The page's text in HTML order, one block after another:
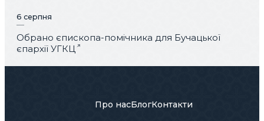
6 серпня
Обрано єпископа-помічника для Бучацької
єпархії УГКЦ
Про насБлогКонтакти